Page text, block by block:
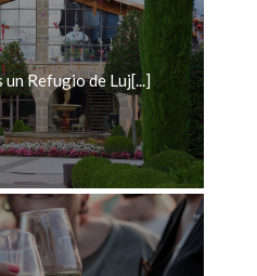
un Refugio de Luj[...]